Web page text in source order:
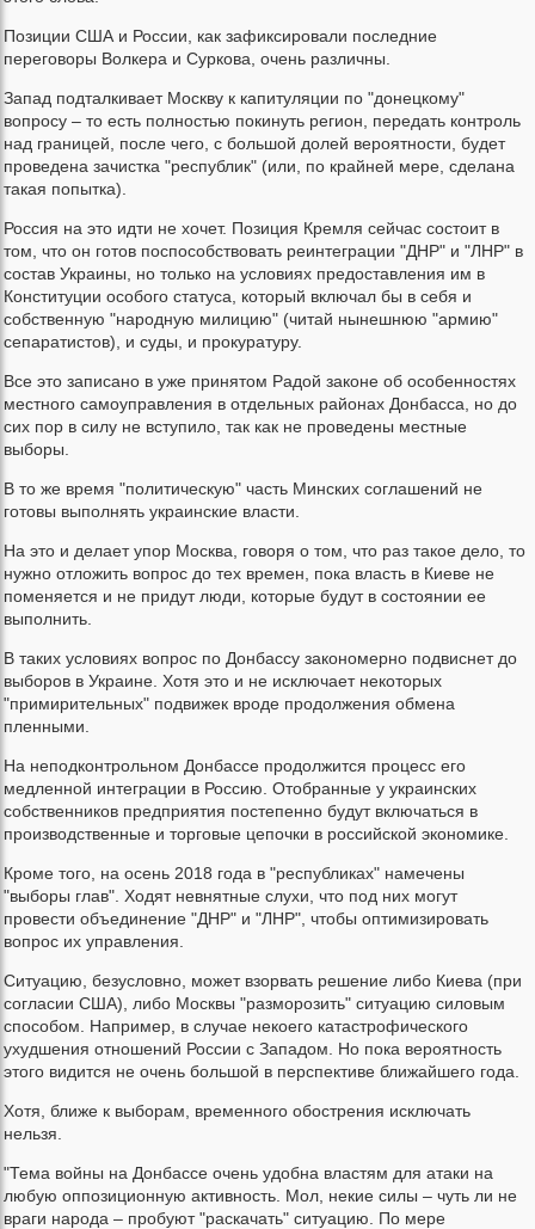
Позиции США и России, как зафиксировали последние
переговоры Волкера и Суркова, очень различны.
Запад подталкивает Москву к капитуляции по "донецкому"
вопросу – то есть полностью покинуть регион, передать контроль
над границей, после чего, с большой долей вероятности, будет
проведена зачистка "республик" (или, по крайней мере, сделана
такая попытка).
Россия на это идти не хочет. Позиция Кремля сейчас состоит в
том, что он готов поспособствовать реинтеграции "ДНР" и "ЛНР" в
состав Украины, но только на условиях предоставления им в
Конституции особого статуса, который включал бы в себя и
собственную "народную милицию" (читай нынешнюю "армию"
сепаратистов), и суды, и прокуратуру.
Все это записано в уже принятом Радой законе об особенностях
местного самоуправления в отдельных районах Донбасса, но до
сих пор в силу не вступило, так как не проведены местные
выборы.
В то же время "политическую" часть Минских соглашений не
готовы выполнять украинские власти.
На это и делает упор Москва, говоря о том, что раз такое дело, то
нужно отложить вопрос до тех времен, пока власть в Киеве не
поменяется и не придут люди, которые будут в состоянии ее
выполнить.
В таких условиях вопрос по Донбассу закономерно подвиснет до
выборов в Украине. Хотя это и не исключает некоторых
"примирительных" подвижек вроде продолжения обмена
пленными.
На неподконтрольном Донбассе продолжится процесс его
медленной интеграции в Россию. Отобранные у украинских
собственников предприятия постепенно будут включаться в
производственные и торговые цепочки в российской экономике.
Кроме того, на осень 2018 года в "республиках" намечены
"выборы глав". Ходят невнятные слухи, что под них могут
провести объединение "ДНР" и "ЛНР", чтобы оптимизировать
вопрос их управления.
Ситуацию, безусловно, может взорвать решение либо Киева (при
согласии США), либо Москвы "разморозить" ситуацию силовым
способом. Например, в случае некоего катастрофического
ухудшения отношений России с Западом. Но пока вероятность
этого видится не очень большой в перспективе ближайшего года.
Хотя, ближе к выборам, временного обострения исключать
нельзя.
"Тема войны на Донбассе очень удобна властям для атаки на
любую оппозиционную активность. Мол, некие силы – чуть ли не
враги народа – пробуют "раскачать" ситуацию. По мере